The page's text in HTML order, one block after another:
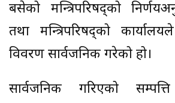
बसेको मन्त्रिपरिषद्को
तथा मन्त्रिपरिषद्को
विवरण सार्वजनिक गरेको हो।
सार्वजनिक गरिएको